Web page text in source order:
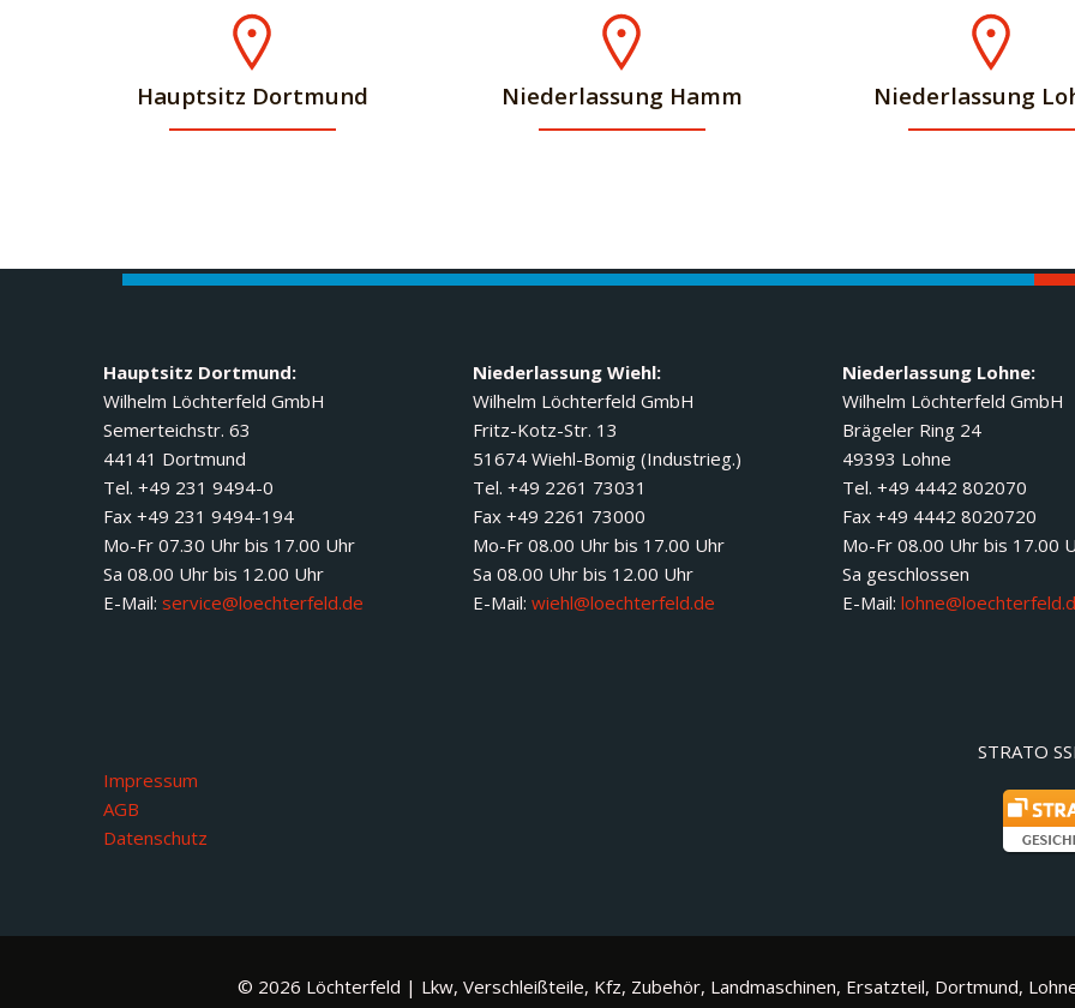
Hauptsitz Dortmund Niederlassung Hamm Niederlassung
Hauptsitz Dortmund:
Wilhelm Löchterfeld GmbH
Semerteichstr. 63
44141 Dortmund
Tel. +49 231 9494-0
Fax +49 231 9494-194
Mo-Fr 07.30 Uhr bis 17.00 Uhr
Sa 08.00 Uhr bis 12.00 Uhr
E-Mail: service@loechterfeld.de
Niederlassung Wiehl:
Wilhelm Löchterfeld GmbH
Fritz-Kotz-Str. 13
51674 Wiehl-Bomig (Industrieg.)
Tel. +49 2261 73031
Fax +49 2261 73000
Mo-Fr 08.00 Uhr bis 17.00 Uhr
Sa 08.00 Uhr bis 12.00 Uhr
E-Mail: wiehl@loechterfeld.de
Niederlassung Lohne:
Wilhelm Löchterfeld GmbH
Brägeler Ring 24
49393 Lohne
Tel. +49 4442 802070
Fax +49 4442 8020720
Mo-Fr 08.00 Uhr bis 17.00
Sa geschlossen
E-Mail:
Impressum
AGB
Datenschutz
STRATO
© 2026 Löchterfeld | Lkw, Verschleißteile, Kfz, Zubehör, Landmaschinen, Ersatzteil, Dortmund,